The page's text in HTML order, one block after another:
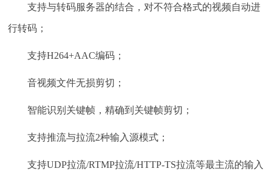
支持与转码服务器的结合，对不符合格式的视频自动进
行转码；
支持H264+AAC编码；
音视频文件无损剪切；
智能识别关键帧，精确到关键帧剪切；
支持推流与拉流2种输入源模式；
支持UDP拉流/RTMP拉流/HTTP-TS拉流等最主流的输入